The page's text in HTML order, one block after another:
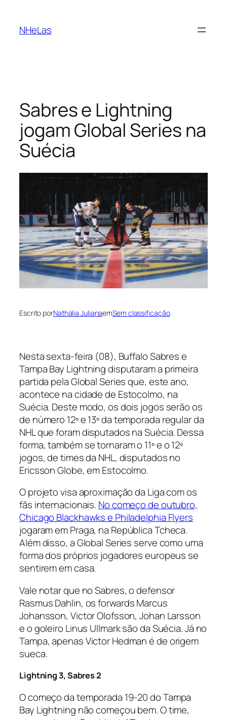
NHeLas
Sabres e Lightning
jogam Global Series na
Suécia
Escrito porNathália JulianaemSem classificação
Nesta sexta-feira (08), Buffalo Sabres e
Tampa Bay Lightning disputaram a primeira
partida pela Global Series que, este ano,
acontece na cidade de Estocolmo, na
Suécia. Deste modo, os dois jogos serão os
de número 12º e 13º da temporada regular da
NHL que foram disputados na Suécia. Dessa
forma, também se tornaram o 11º e o 12º
jogos, de times da NHL, disputados no
Ericsson Globe, em Estocolmo.
O projeto visa aproximação da Liga com os
fãs internacionais. No começo de outubro,
Chicago Blackhawks e Philadelphia Flyers
jogaram em Praga, na República Tcheca.
Além disso, a Global Series serve como uma
forma dos próprios jogadores europeus se
sentirem em casa.
Vale notar que no Sabres, o defensor
Rasmus Dahlin, osforwardsMarcus
Johansson, Victor Olofsson, Johan Larsson
e o goleiro Linus Ullmark são da Suécia. Já no
Tampa, apenas Victor Hedman é de origem
sueca.
Lightning 3, Sabres 2
O começo da temporada 19-20 do Tampa
Bay Lightning não começou bem. O time,